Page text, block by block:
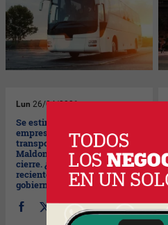
Lun 26/04/2021
Se estima que el 96% de las
empresas del sector de
transporte turístico de
Maldonado va camino al
cierre. ¿Opina que las
recientes medidas del
gobierno llegaron tarde?